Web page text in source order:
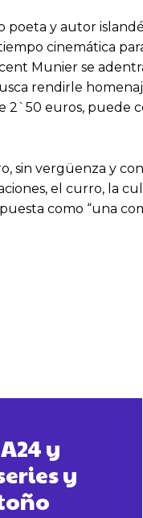
poeta y autor
cinemática
Munier se
rendirle
2`50 euros, puede
sin vergüenza y
el curro, la
como “una
y
y